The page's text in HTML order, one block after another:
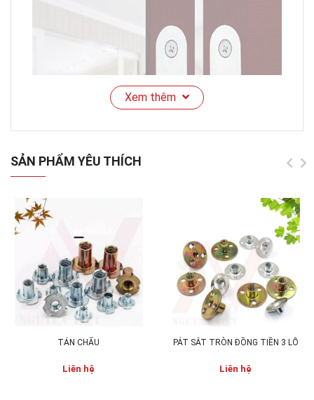
Mã sản phẩm:NV-T.01
Chất liệu:Hợp kim kẽm + thép không gỉ
13*45; 13*60; 16*70; 19*95; 25*118;
28*118 mm
Khối lượng:tùy theo kích thước
Xem thêm
SẢN PHẨM YÊU THÍCH
TÁN CHẤU
Liên hệ
PÁT SẮT TRÒN ĐỒNG TIỀN 3 LỖ
Liên hệ